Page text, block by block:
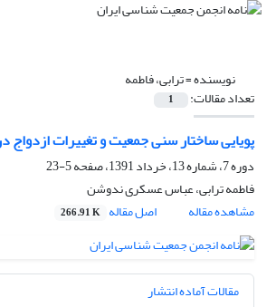
نویسنده =ترابی، فاطمه
تعداد مقالات: 1
پویایی ساختار سنی جمعیت و تغییرات ازدواج
دوره 7، شماره 13، خرداد 1391، صفحه
5-23
فاطمه ترابی، عباس عسکری ندوشن
مشاهده مقاله
اصل مقاله 266.91 K
مقالات آماده انتشار